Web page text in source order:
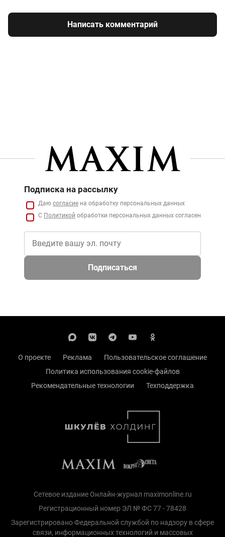
Написать комментарий
Подписка на рассылку
Даю согласие на обработку персональных данных
С Политикой обработки персональных данных согласен
Подписаться
О проекте Реклама
Пользовательское соглашение
Политика использования cookie-файлов
Рекомендательные технологии
Техподдержка
Сетевое издание Онлайн-журнал maximonline.ru
Регистрационный номер ЭЛ № ФС 77 - 78428
Зарегистрировано Федеральной службой по надзору в сфере
связи, информационных технологий и массовых